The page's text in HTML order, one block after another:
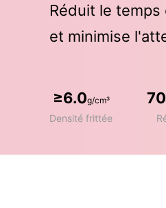
Réduit le
et minimise
≥6.0g/cm³
Densité frittée